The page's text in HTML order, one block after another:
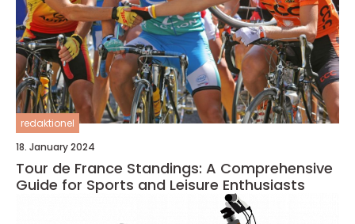
redaktionel
18. January 2024
Tour de France Standings: A Comprehensive
Guide for Sports and Leisure Enthusiasts